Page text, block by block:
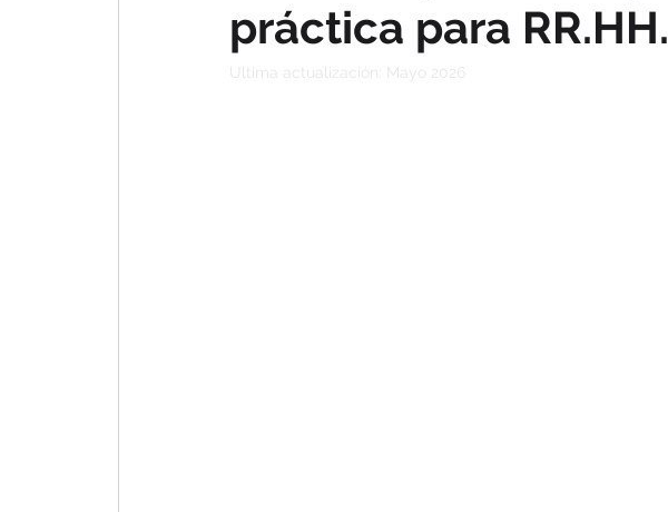
práctica para RR.HH.
Ultima actualización: Mayo 2026